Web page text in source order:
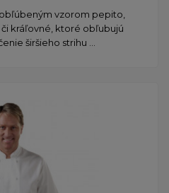
vzorom pepito,
kráľovné, ktoré obľubujú
širšieho strihu ...